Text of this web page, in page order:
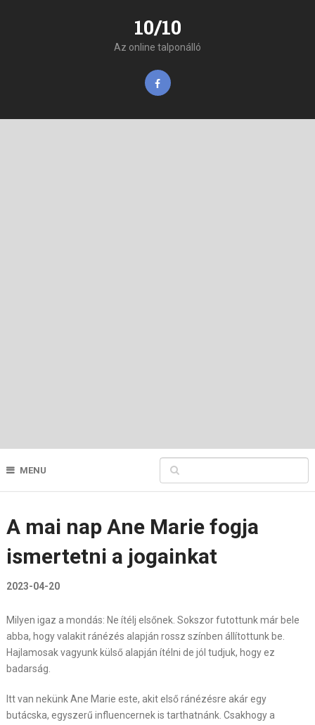
10/10
Az online talponálló
MENU
A mai nap Ane Marie fogja
ismertetni a jogainkat
2023-04-20
Milyen igaz a mondás: Ne ítélj elsőnek. Sokszor futottunk már bele
abba, hogy valakit ránézés alapján rossz színben állítottunk be.
Hajlamosak vagyunk külső alapján ítélni de jól tudjuk, hogy ez
badarság.
Itt van nekünk Ane Marie este, akit első ránézésre akár egy
butácska, egyszerű influencernek is tarthatnánk. Csakhogy a